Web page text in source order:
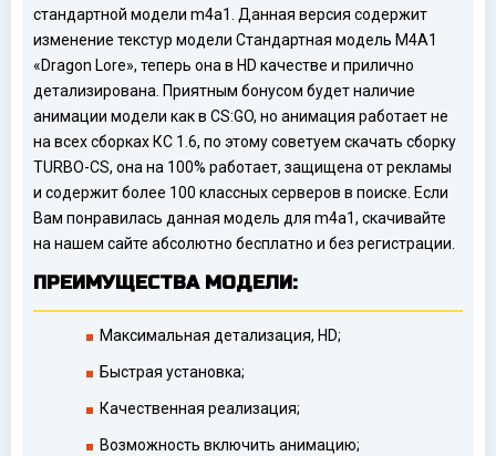
стандартной модели m4a1. Данная версия содержит
изменение текстур модели Стандартная модель M4A1
«Dragon Lore», теперь она в HD качестве и прилично
детализирована. Приятным бонусом будет наличие
анимации модели как в CS:GO, но анимация работает не
на всех сборках КС 1.6, по этому советуем скачать сборку
TURBO-CS, она на 100% работает, защищена от рекламы
и содержит более 100 классных серверов в поиске. Если
Вам понравилась данная модель для m4a1, скачивайте
на нашем сайте абсолютно бесплатно и без регистрации.
ПРЕИМУЩЕСТВА МОДЕЛИ:
Максимальная детализация, HD;
Быстрая установка;
Качественная реализация;
Возможность включить анимацию;